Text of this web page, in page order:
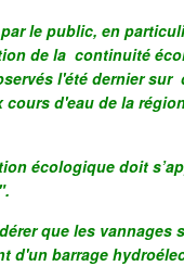
le public, en
de la continuité
l'été dernier
d'eau de la
écologique doit
que les vannages
d'un barrage